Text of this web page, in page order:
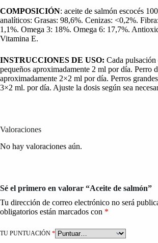
COMPOSICIÓN: aceite de salmón escocés
analíticos: Grasas: 98,6%. Cenizas: <0,2%.
1,1%. Omega 3: 18%. Omega 6: 17,7%.
Vitamina E.
INSTRUCCIONES DE USO: Cada pulsación
pequeños aproximadamente 2 ml por día. Perro
aproximadamente 2×2 ml por día. Perros
3×2 ml. por día. Ajuste la dosis según sea
Valoraciones
No hay valoraciones aún.
Sé el primero en valorar “Aceite de salmón”
Tu dirección de correo electrónico no será
obligatorios están marcados con *
TU PUNTUACIÓN *